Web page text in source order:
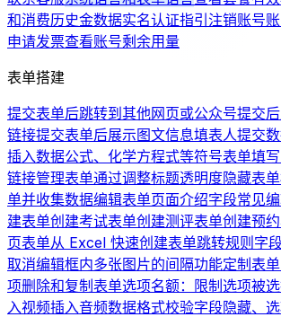
和消费历史金数据实名认证指引注销账号
申请发票查看账号剩余用量
表单搭建
提交表单后跳转到其他网页或公众号提交
链接提交表单后展示图文信息填表人提交
插入数据公式、化学方程式等符号表单填
链接管理表单通过调整标题透明度隐藏表
单并收集数据编辑表单页面介绍字段常见
建表单创建考试表单创建测评表单创建预
页表单从 Excel 快速创建表单跳转规则字
取消编辑框内多张图片的间隔功能定制表
项删除和复制表单选项名额：限制选项被
入视频插入音频数据格式校验字段隐藏、